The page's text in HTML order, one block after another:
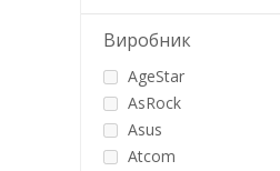
Виробник
AgeStar
AsRock
Asus
Atcom